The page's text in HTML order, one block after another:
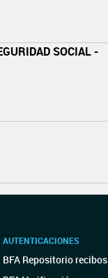
SOCIAL -
AUTENTICACIONES
BFA Repositorio recibos